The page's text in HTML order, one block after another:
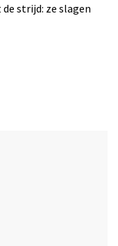
strijd: ze slagen